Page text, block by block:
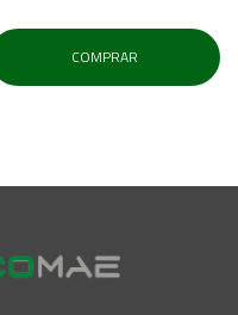
COMPRAR